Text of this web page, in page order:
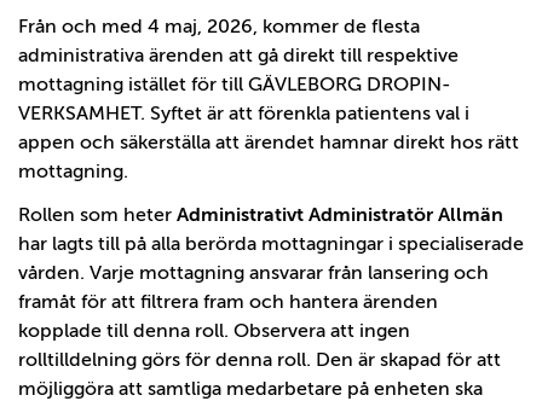
Från och med 4 maj, 2026, kommer de flesta
administrativa ärenden att gå direkt till respektive
mottagning istället för till GÄVLEBORG DROPIN-
VERKSAMHET. Syftet är att förenkla patientens val i
appen och säkerställa att ärendet hamnar direkt hos rätt
mottagning.
Rollen som heter Administrativt Administratör Allmän
har lagts till på alla berörda mottagningar i specialiserade
vården. Varje mottagning ansvarar från lansering och
framåt för att filtrera fram och hantera ärenden
kopplade till denna roll. Observera att ingen
rolltilldelning görs för denna roll. Den är skapad för att
möjliggöra att samtliga medarbetare på enheten ska